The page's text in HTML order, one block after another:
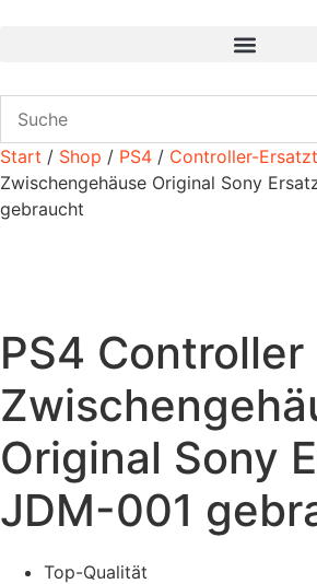
Start / Shop / PS4 / Controller-
Zwischengehäuse Original Sony
gebraucht
PS4 Controller
Original Sony
JDM-001
Top-Qualität